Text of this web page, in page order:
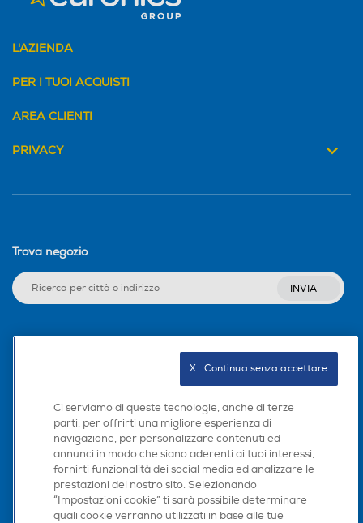
L'AZIENDA
PER I TUOI ACQUISTI
AREA CLIENTI
PRIVACY
Trova negozio
INVIA
Scarica la nostra app
Ci serviamo di queste tecnologie, anche di terze
parti, per offrirti una migliore esperienza di
navigazione, per personalizzare contenuti ed
annunci in modo che siano aderenti ai tuoi interessi,
fornirti funzionalità dei social media ed analizzare le
prestazioni del nostro sito. Selezionando
“Impostazioni cookie” ti sarà possibile determinare
quali cookie verranno utilizzati in base alle tue
X   Continua senza accettare